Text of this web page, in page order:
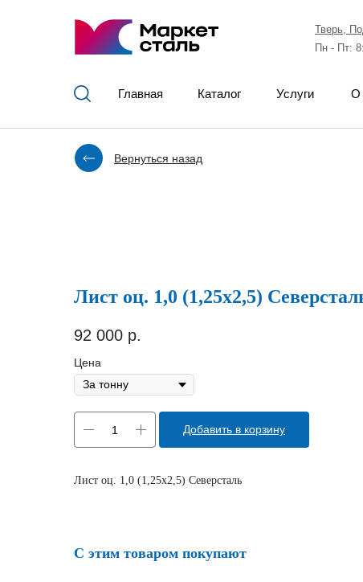
Тверь,
Пн - Пт:
Главная Каталог Услуги О
Вернуться назад
Лист оц. 1,0 (1,25х2,5)
92 000 р.
Цена
Добавить в корзину
Лист оц. 1,0 (1,25х2,5) Северсталь
С этим товаром покупают